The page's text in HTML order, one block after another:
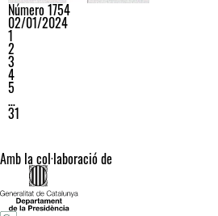
Número 1754
02/01/2024
1
2
3
4
5
…
31
Amb la col·laboració de